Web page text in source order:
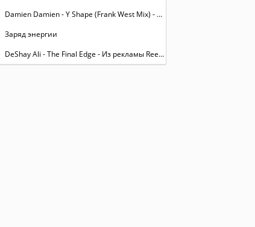
Damien Damien - Y Shape (Frank West Mix) - Из новой рекламы Мерседес А-Класс
Заряд энергии
DeShay Ali - The Final Edge - Из рекламы Reebok Classics 30 лет